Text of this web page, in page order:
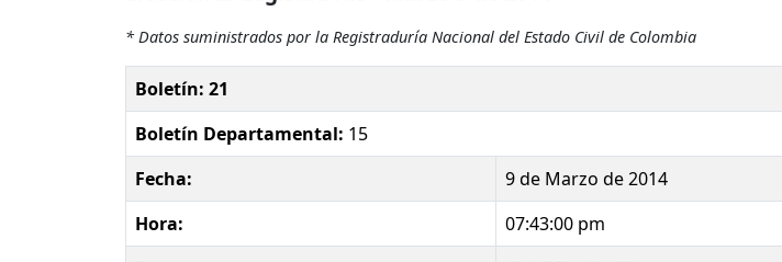
* Datos suministrados por la Registraduría Nacional del Estado Civil de Colombia
Boletín: 21
Boletín Departamental: 15
Fecha:
9 de Marzo de 2014
Hora:
07:43:00 pm